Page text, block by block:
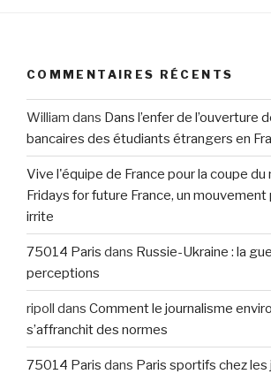
COMMENTAIRES RÉCENTS
William dans Dans l’enfer de l’ouverture
bancaires des étudiants étrangers en
Vive l'équipe de France pour la coupe du
Fridays for future France, un mouvement
irrite
75014 Paris dans Russie-Ukraine : la
perceptions
ripoll dans Comment le journalisme
s’affranchit des normes
75014 Paris dans Paris sportifs chez les